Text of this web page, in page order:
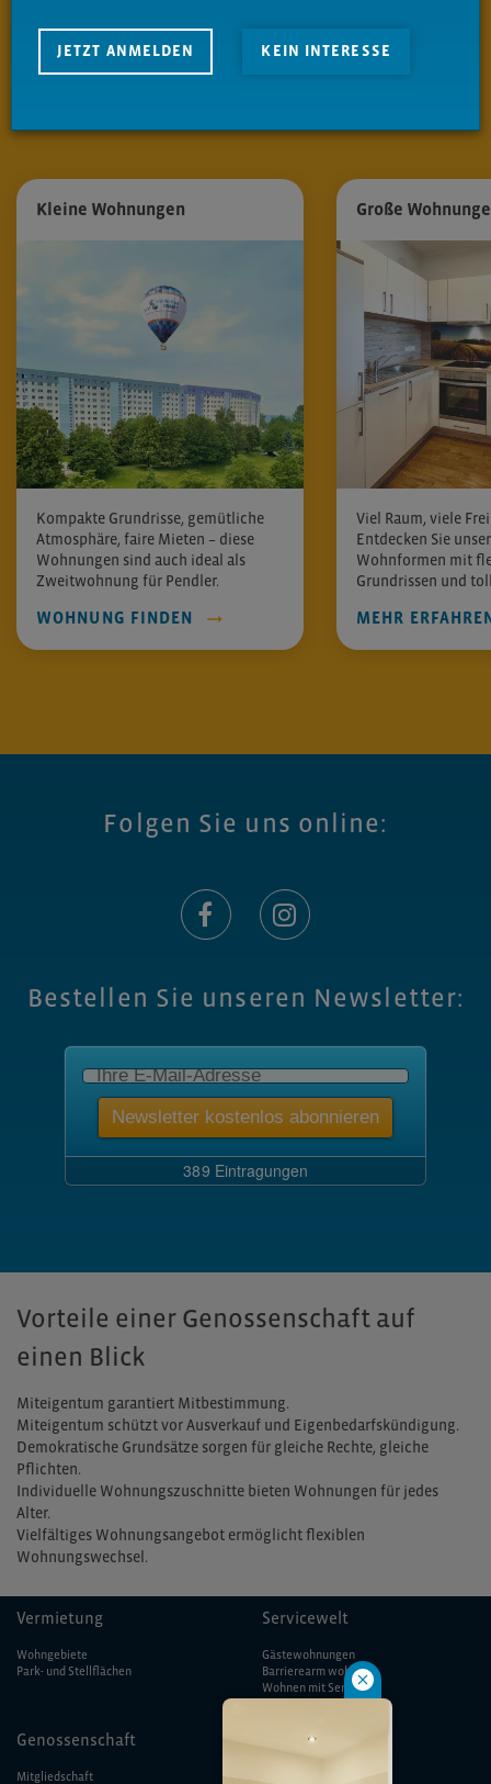
Chemnitz– genau so, wie Sie es sich
Kleine Wohnungen
Kompakte Grundrisse, gemütliche
Atmosphäre, faire Mieten – diese
Wohnungen sind auch ideal als
Zweitwohnung für Pendler.
WOHNUNG FINDEN
Große
Viel Raum, viele
Entdecken Sie
Wohnformen mit
Grundrissen und
MEHR
Folgen Sie uns online:
Bestellen Sie unseren Newsletter:
Vorteile einer Genossenschaft auf
einen Blick
Miteigentum garantiert Mitbestimmung.
Miteigentum schützt vor Ausverkauf und Eigenbedarfskündigung.
Demokratische Grundsätze sorgen für gleiche Rechte, gleiche
Pflichten.
Individuelle Wohnungszuschnitte bieten Wohnungen für jedes
Alter.
Vielfältiges Wohnungsangebot ermöglicht flexiblen
Wohnungswechsel.
Vermietung
Wohngebiete
Park- und Stellflächen
Servicewelt
Gästewohnungen
Barrierearm wohnen
Wohnen mit Service
Genossenschaft
Mitgliedschaft
Allgemein
JETZT ANMELDEN KEIN INTERESSE